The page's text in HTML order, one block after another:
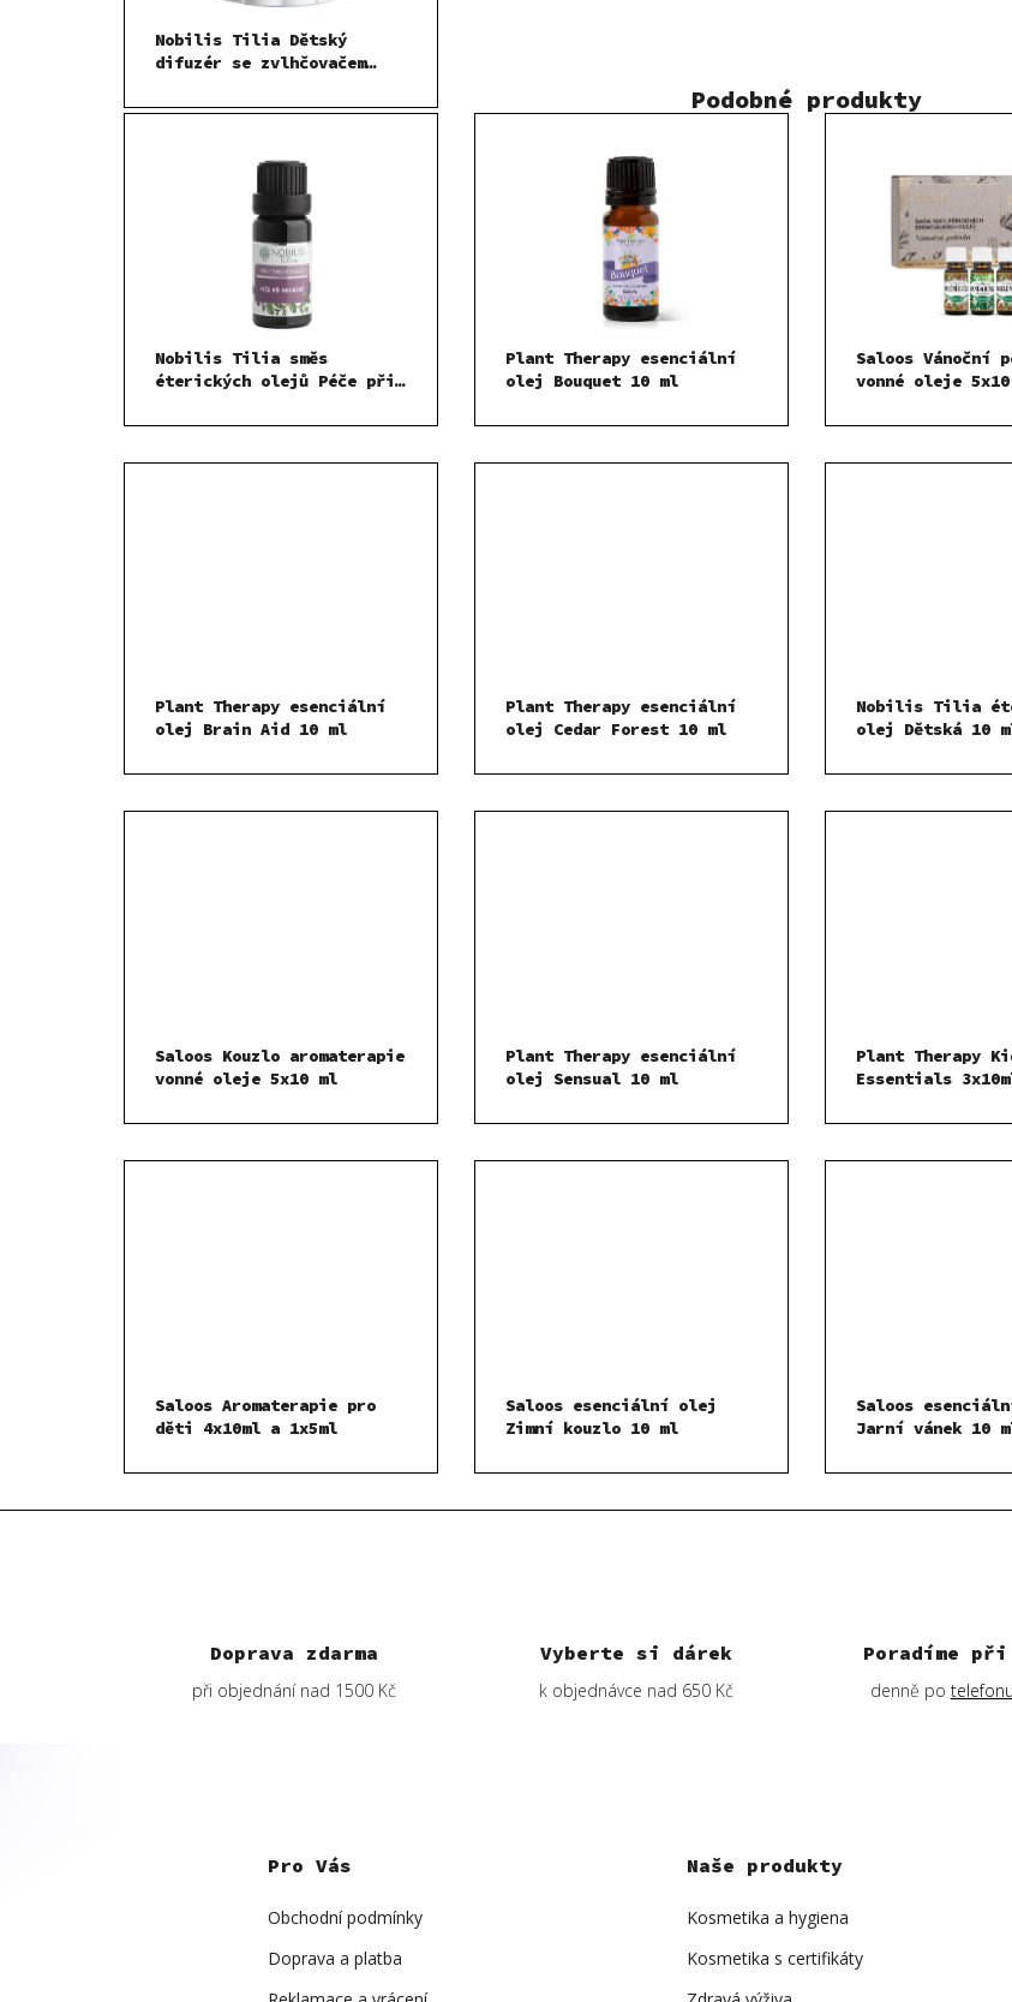
Doprava zdarma
při objednání nad 1500 Kč
Vyberte si dárek
k objednávce nad 650 Kč
Poradíme
denně po telefonu
Nobilis Tilia Dětský
difuzér se zvlhčovačem
Podobné produkty
Nobilis Tilia směs
éterických olejů Péče při
Plant Therapy esenciální
olej Bouquet 10 ml
Saloos Vánoční
vonné oleje
Plant Therapy esenciální
olej Brain Aid 10 ml
Plant Therapy esenciální
olej Cedar Forest 10 ml
Nobilis Tilia
olej Dětská 10
Saloos Kouzlo aromaterapie
vonné oleje 5x10 ml
Plant Therapy esenciální
olej Sensual 10 ml
Plant Therapy
Essentials
Saloos Aromaterapie pro
děti 4x10ml a 1x5ml
Saloos esenciální olej
Zimní kouzlo 10 ml
Saloos
Jarní vánek 10
Pro Vás
Obchodní podmínky
Doprava a platba
Naše produkty
Kosmetika a hygiena
Kosmetika s certifikáty